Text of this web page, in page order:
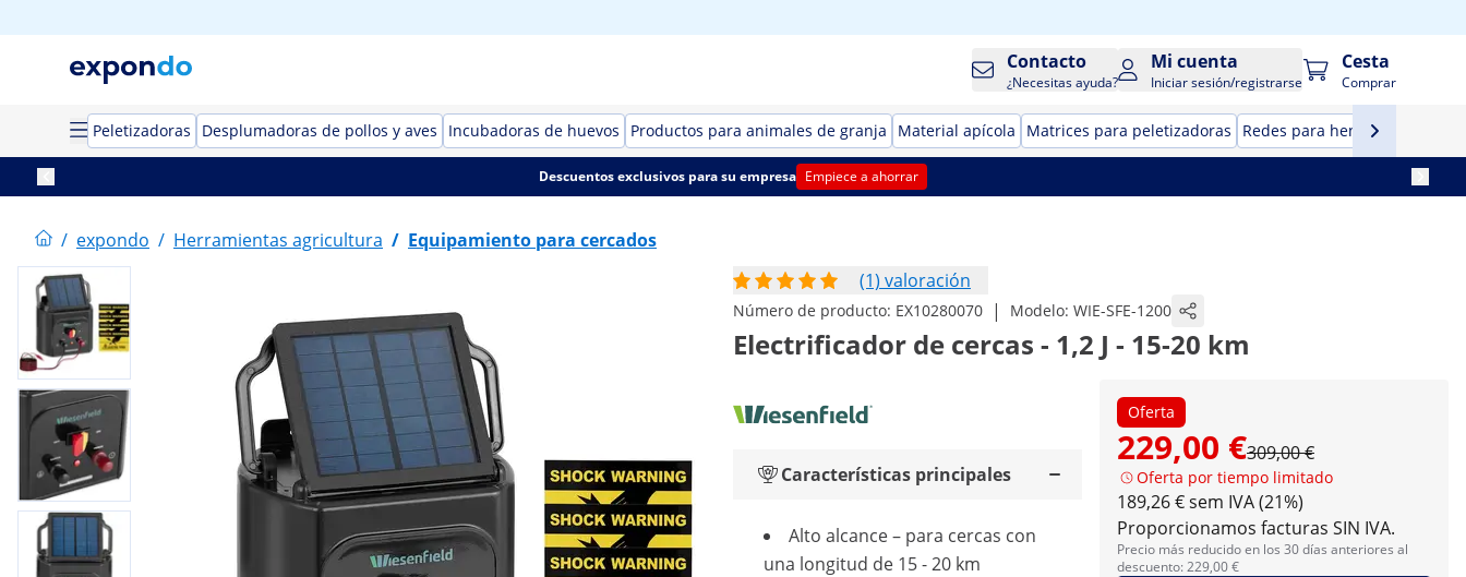
Contacto
¿Necesitas ayuda?
Mi cuenta
Iniciar sesión/registrarse
Cesta
Comprar
Peletizadoras Desplumadoras de pollos y aves Incubadoras de huevos Productos para animales de granja Material apícola Matrices para peletizadoras Redes para heno Accesorios
Descuentos exclusivos para su empresa Empiece a ahorrar
/ expondo / Herramientas agricultura / Equipamiento para cercados
(1) valoración
Número de producto: EX10280070 | Modelo: WIE-SFE-1200
Electrificador de cercas - 1,2 J - 15-20 km
Oferta
229,00 €309,00 €
Oferta por tiempo limitado
189,26 € sem IVA (21%)
Proporcionamos facturas SIN IVA.
Precio más reducido en los 30 días anteriores al
descuento: 229,00 €
Características principales
Alto alcance – para cercas con
una longitud de 15 - 20 km